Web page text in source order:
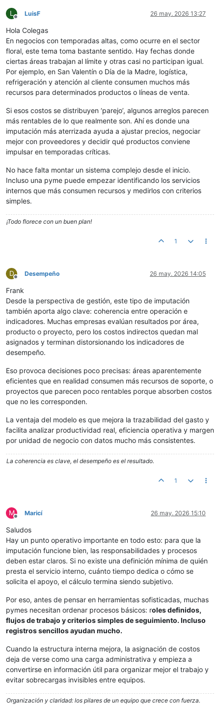
L
Desconectado
LuisF 26 may. 2026 13:27
Hola Colegas
En negocios con temporadas altas, como ocurre en el sector
floral, este tema toma bastante sentido. Hay fechas donde
ciertas áreas trabajan al límite y otras casi no participan igual.
Por ejemplo, en San Valentín o Día de la Madre, logística,
refrigeración y atención al cliente consumen muchos más
recursos para determinados productos o líneas de venta.
Si esos costos se distribuyen ‘parejo’, algunos arreglos parecen
más rentables de lo que realmente son. Ahí es donde una
imputación más aterrizada ayuda a ajustar precios, negociar
mejor con proveedores y decidir qué productos conviene
impulsar en temporadas críticas.
No hace falta montar un sistema complejo desde el inicio.
Incluso una pyme puede empezar identificando los servicios
internos que más consumen recursos y medirlos con criterios
simples.
¡Todo florece con un buen plan!
1
D
Desconectado
Desempeño 26 may. 2026 14:05
Frank
Desde la perspectiva de gestión, este tipo de imputación
también aporta algo clave: coherencia entre operación e
indicadores. Muchas empresas evalúan resultados por área,
producto o proyecto, pero los costos indirectos quedan mal
asignados y terminan distorsionando los indicadores de
desempeño.
Eso provoca decisiones poco precisas: áreas aparentemente
eficientes que en realidad consumen más recursos de soporte, o
proyectos que parecen poco rentables porque absorben costos
que no les corresponden.
La ventaja del modelo es que mejora la trazabilidad del gasto y
facilita analizar productividad real, eficiencia operativa y margen
por unidad de negocio con datos mucho más consistentes.
La coherencia es clave, el desempeño es el resultado.
1
M
Desconectado
Maricí 26 may. 2026 15:10
Saludos
Hay un punto operativo importante en todo esto: para que la
imputación funcione bien, las responsabilidades y procesos
deben estar claros. Si no existe una definición mínima de quién
presta el servicio interno, cuánto tiempo dedica o cómo se
solicita el apoyo, el cálculo termina siendo subjetivo.
Por eso, antes de pensar en herramientas sofisticadas, muchas
pymes necesitan ordenar procesos básicos: roles definidos,
flujos de trabajo y criterios simples de seguimiento. Incluso
registros sencillos ayudan mucho.
Cuando la estructura interna mejora, la asignación de costos
deja de verse como una carga administrativa y empieza a
convertirse en información útil para organizar mejor el trabajo y
evitar sobrecargas invisibles entre equipos.
Organización y claridad: los pilares de un equipo que crece con fuerza.